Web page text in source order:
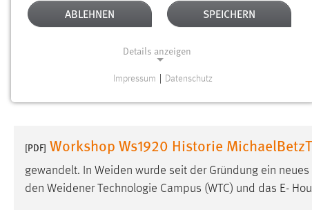
Gesucht nach "bibliothek". Es wurden 402 Ergebnisse
[PDF] Workshop Ws1920 Historie
gewandelt. In Weiden wurde seit der Gründung ein
den Weidener Technologie Campus (WTC) und das E-
ABLEHNEN SPEICHERN
Details anzeigen
Website erforderlich.
Einverständnis
Impressum Datenschutz